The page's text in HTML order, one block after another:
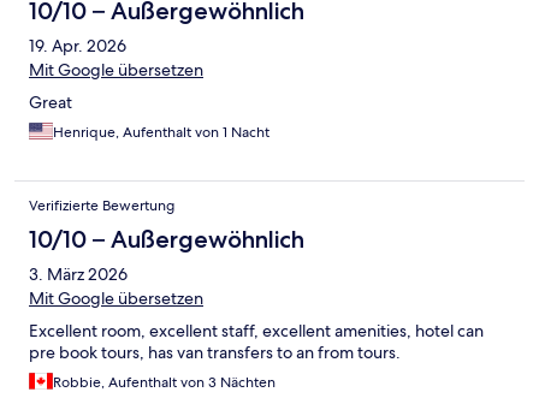
10/10 – Außergewöhnlich
19. Apr. 2026
Mit Google übersetzen
Great
Henrique, Aufenthalt von 1 Nacht
Verifizierte Bewertung
10/10 – Außergewöhnlich
3. März 2026
Mit Google übersetzen
Excellent room, excellent staff, excellent amenities, hotel can
pre book tours, has van transfers to an from tours.
Robbie, Aufenthalt von 3 Nächten